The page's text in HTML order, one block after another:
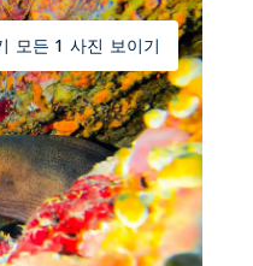
사진 보이기 모든 1 사진 보이기